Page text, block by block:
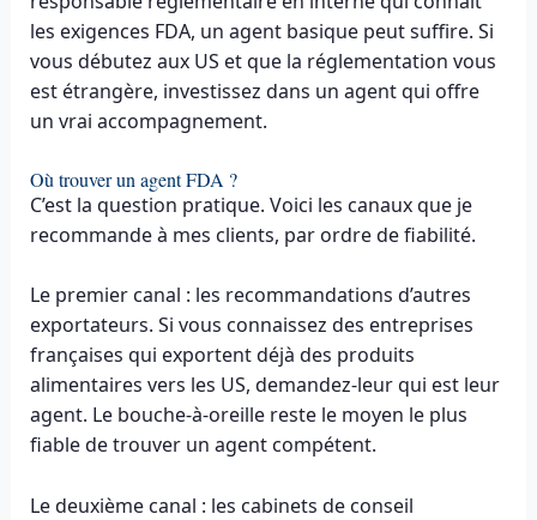
les exigences FDA, un agent basique peut suffire. Si
vous débutez aux US et que la réglementation vous
est étrangère, investissez dans un agent qui offre
un vrai accompagnement.
Où trouver un agent FDA ?
C’est la question pratique. Voici les canaux que je
recommande à mes clients, par ordre de fiabilité.
Le premier canal : les recommandations d’autres
exportateurs. Si vous connaissez des entreprises
françaises qui exportent déjà des produits
alimentaires vers les US, demandez-leur qui est leur
agent. Le bouche-à-oreille reste le moyen le plus
fiable de trouver un agent compétent.
Le deuxième canal : les cabinets de conseil